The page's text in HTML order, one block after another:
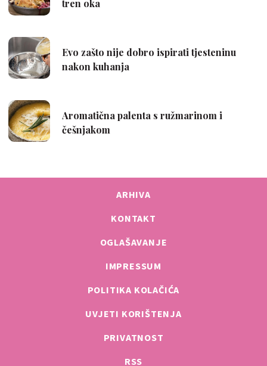
ARHIVA
KONTAKT
OGLAŠAVANJE
IMPRESSUM
POLITIKA KOLAČIĆA
UVJETI KORIŠTENJA
PRIVATNOST
RSS